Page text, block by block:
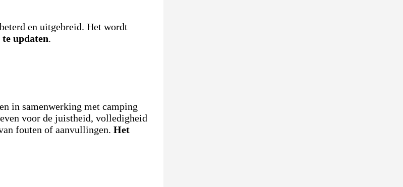
en uitgebreid. Het wordt
updaten.
in samenwerking met camping
voor de juistheid, volledigheid
fouten of aanvullingen. Het